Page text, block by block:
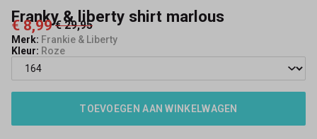
Franky & liberty shirt marlous
€ 8,99 € 29,95
Merk: Frankie & Liberty
Kleur: Roze
TOEVOEGEN AAN WINKELWAGEN